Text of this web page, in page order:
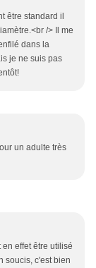
être standard il
/> Il me
dans la
je ne suis pas
un adulte très
effet être utilisé
soucis, c'est bien